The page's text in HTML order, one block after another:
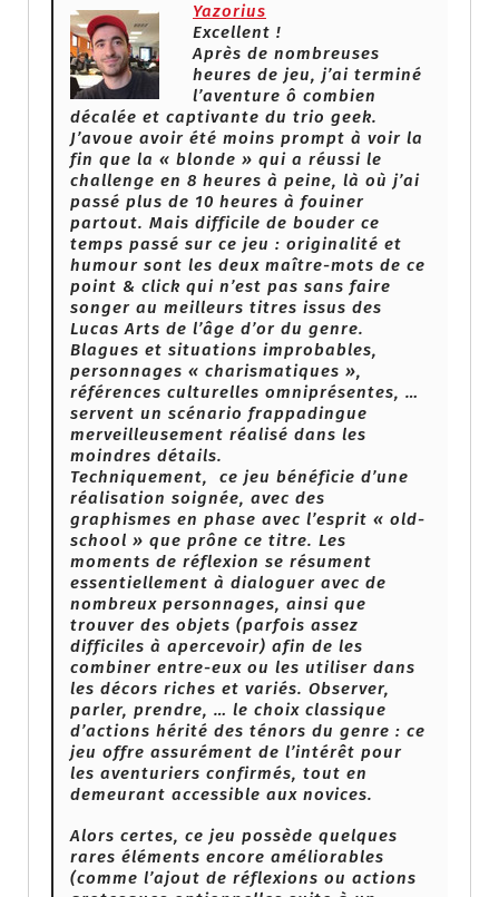
Yazorius
Excellent !
Après de nombreuses
heures de jeu, j’ai terminé
l’aventure ô combien
décalée et captivante du trio geek.
J’avoue avoir été moins prompt à voir la
fin que la « blonde » qui a réussi le
challenge en 8 heures à peine, là où j’ai
passé plus de 10 heures à fouiner
partout. Mais difficile de bouder ce
temps passé sur ce jeu : originalité et
humour sont les deux maître-mots de ce
point & click qui n’est pas sans faire
songer au meilleurs titres issus des
Lucas Arts de l’âge d’or du genre.
Blagues et situations improbables,
personnages « charismatiques »,
références culturelles omniprésentes, …
servent un scénario frappadingue
merveilleusement réalisé dans les
moindres détails.
Techniquement, ce jeu bénéficie d’une
réalisation soignée, avec des
graphismes en phase avec l’esprit « old-
school » que prône ce titre. Les
moments de réflexion se résument
essentiellement à dialoguer avec de
nombreux personnages, ainsi que
trouver des objets (parfois assez
difficiles à apercevoir) afin de les
combiner entre-eux ou les utiliser dans
les décors riches et variés. Observer,
parler, prendre, … le choix classique
d’actions hérité des ténors du genre : ce
jeu offre assurément de l’intérêt pour
les aventuriers confirmés, tout en
demeurant accessible aux novices.
Alors certes, ce jeu possède quelques
rares éléments encore améliorables
(comme l’ajout de réflexions ou actions